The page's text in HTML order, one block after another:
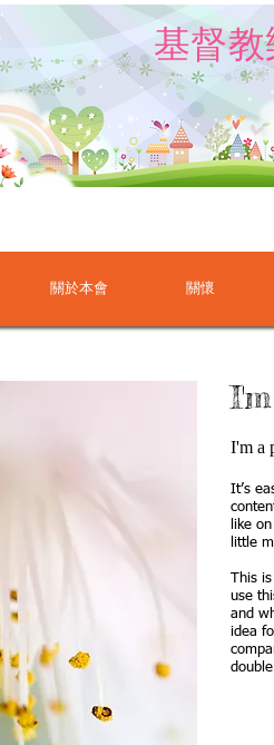
基督
關於本會 關懷
I'm a
It’s
like
little
This
use
and
idea